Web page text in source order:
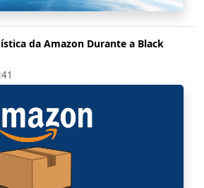
da Amazon Durante a Black